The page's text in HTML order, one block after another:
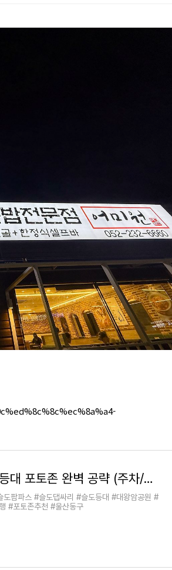
슬도 팜파스·댑싸리·등대 포토존 완벽 공략 (주차/위치/가볼만한곳) - 여행의모든것-라이트원
팜파스 #슬도댑싸리 #슬도등대 #대왕암공원 #
#포토존추천 #울산동구